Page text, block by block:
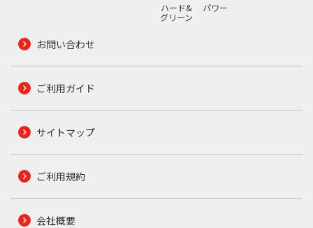
ハード&
グリーン
パワー
お問い合わせ
ご利用ガイド
サイトマップ
ご利用規約
会社概要